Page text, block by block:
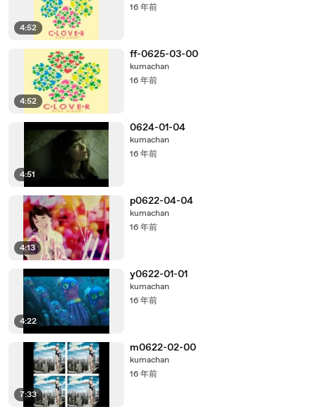
4:52
16 年前
4:52
ff-0625-03-00
kumachan
16 年前
4:51
0624-01-04
kumachan
16 年前
4:13
p0622-04-04
kumachan
16 年前
4:22
y0622-01-01
kumachan
16 年前
7:33
m0622-02-00
kumachan
16 年前